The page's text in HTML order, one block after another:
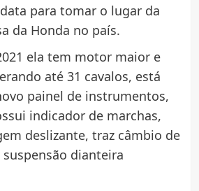
para tomar o lugar da
da Honda no país.
ela tem motor maior e
até 31 cavalos, está
painel de instrumentos,
indicador de marchas,
deslizante, traz câmbio de
dianteira